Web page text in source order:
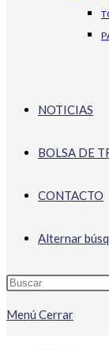
NOTICIAS
BOLSA DE
CONTACTO
Alternar
Menú Cerrar